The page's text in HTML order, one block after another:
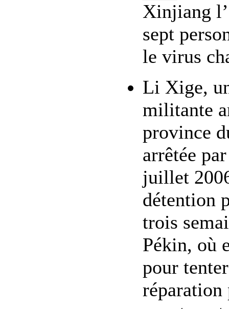
Xinjiang
sept
le virus
Li Xige,
militante
province
arrêtée
juillet
détention
trois
Pékin, où
pour
réparation